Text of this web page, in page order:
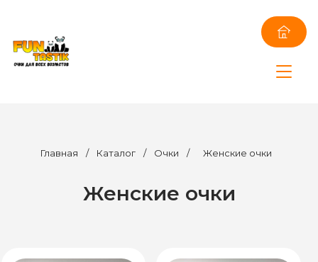
Главная / Каталог / Очки / Женские очки
Женские очки